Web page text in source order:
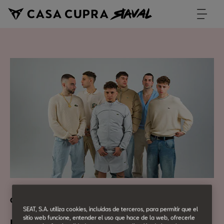
Cultura Urbana
SEAT, S.A. utiliza cookies, incluidas de terceros, para permitir que el
sitio web funcione, entender el uso que hace de la web, ofrecerle